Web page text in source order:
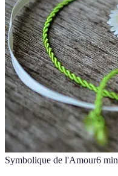
Symbolique de l'Amour6 min